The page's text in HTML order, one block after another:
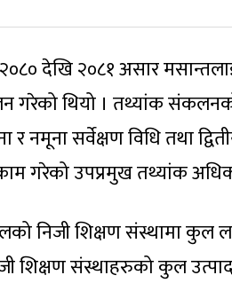
देखि २०८१ असार
गरेको थियो । तथ्यांक
नमूना सर्वेक्षण विधि तथा
गरेको उपप्रमुख तथ्यांक
निजी शिक्षण संस्थामा कुल
शिक्षण संस्थाहरुको कुल